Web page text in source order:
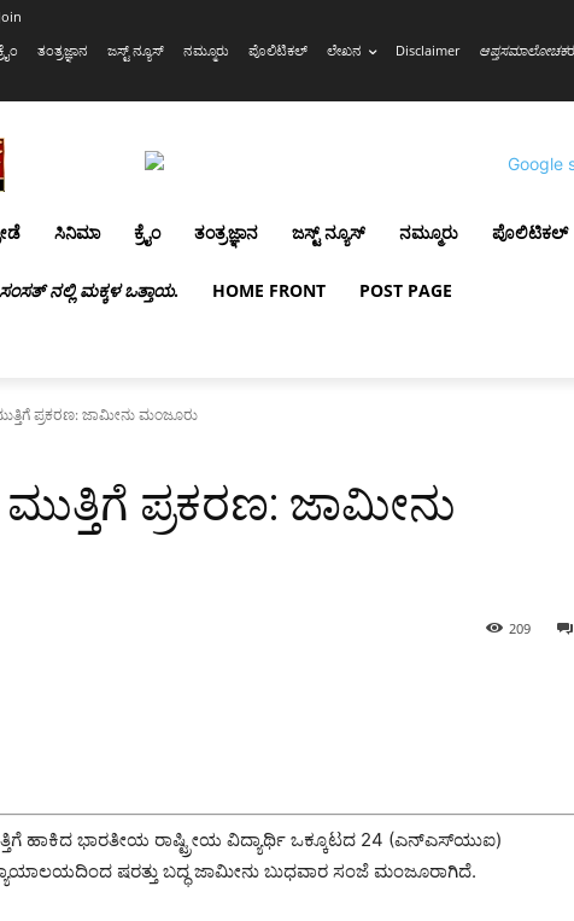
ತಂತ್ರಜ್ಞಾನ ಜಸ್ಟ್ ನ್ಯೂಸ್ ನಮ್ಮೂರು ಪೊಲಿಟಿಕಲ್ ಲೇಖನ Disclaimer ಆಪ್ತಸಮಾಲೋಚಕರ
ಸಿನಿಮಾ ಕ್ರೈಂ ತಂತ್ರಜ್ಞಾನ ಜಸ್ಟ್ ನ್ಯೂಸ್ ನಮ್ಮೂರು ಪೊಲಿಟಿಕಲ್
ನಲ್ಲಿ ಮಕ್ಕಳ ಒತ್ತಾಯ. HOME FRONT POST PAGE
ಪ್ರಕರಣ: ಜಾಮೀನು ಮಂಜೂರು
ಪ್ರಕರಣ: ಜಾಮೀನು
209
ಹಾಕಿದ ಭಾರತೀಯ ರಾಷ್ಟ್ರೀಯ ವಿದ್ಯಾರ್ಥಿ ಒಕ್ಕೂಟದ 24 (ಎನ್‍ಎಸ್‍ಯುಐ)
ಷರತ್ತು ಬದ್ಧ ಜಾಮೀನು ಬುಧವಾರ ಸಂಜೆ ಮಂಜೂರಾಗಿದೆ.